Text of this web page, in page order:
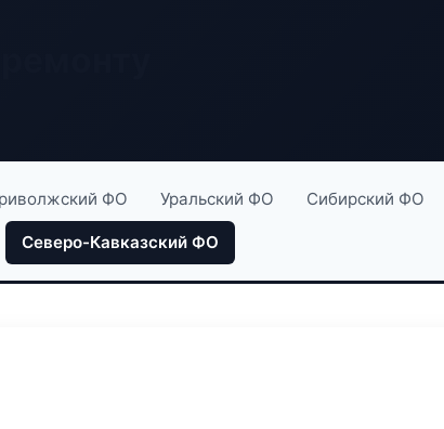
ФО Уральский ФО Сибирский ФО
Северо-Кавказский ФО